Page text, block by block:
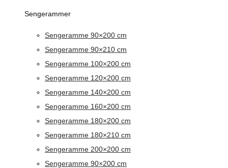
Sengerammer
Sengeramme 90×200 cm
Sengeramme 90×210 cm
Sengeramme 100×200 cm
Sengeramme 120×200 cm
Sengeramme 140×200 cm
Sengeramme 160×200 cm
Sengeramme 180×200 cm
Sengeramme 180×210 cm
Sengeramme 200×200 cm
Sengeramme 90×200 cm